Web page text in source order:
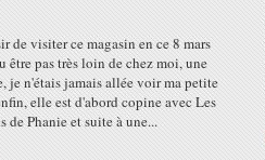
de visiter ce magasin en ce 8 mars
être pas très loin de chez moi, une
je n'étais jamais allée voir ma petite
elle est d'abord copine avec Les
de Phanie et suite à une...